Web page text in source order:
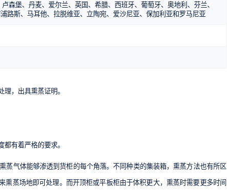
森堡、丹麦、爱尔兰、英国、希腊、西班牙、葡萄牙、奥地利、芬兰、
路斯、马耳他、拉脱维亚、立陶宛、爱沙尼亚、保加利亚和罗马尼亚
，出具熏蒸证明。
有着严格的要求。
蒸气体能够渗透到货柜的每个角落。不同种类的集装箱，熏蒸方法也有所区
蒸场地即可处理。而开顶柜或平板柜由于体积更大，熏蒸时需要更多时间